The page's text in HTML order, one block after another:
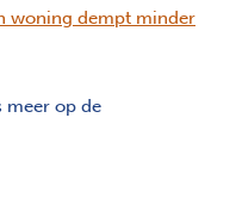
woning dempt minder
meer op de